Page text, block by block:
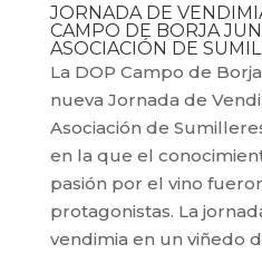
JORNADA DE
CAMPO DE BORJA
ASOCIACIÓN DE
La DOP Campo de
nueva Jornada de
Asociación de
en la que el
pasión por el vino
protagonistas. La
vendimia en un viñedo